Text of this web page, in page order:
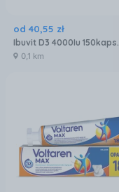
od 40,55 zł
Ibuvit D3 4000Iu 150kaps.
0,1 km